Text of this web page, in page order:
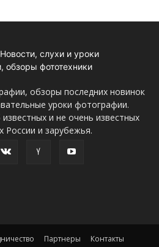
обзоры последних новинок
уроки фотографии.
и не очень известных
России и зарубежья.
Партнеры Контакты